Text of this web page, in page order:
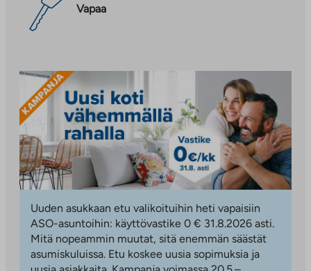
Vapaa
Uuden asukkaan etu valikoituihin heti vapaisiin
ASO-asuntoihin: käyttövastike 0 € 31.8.2026 asti.
Mitä nopeammin muutat, sitä enemmän säästät
asumiskuluissa. Etu koskee uusia sopimuksia ja